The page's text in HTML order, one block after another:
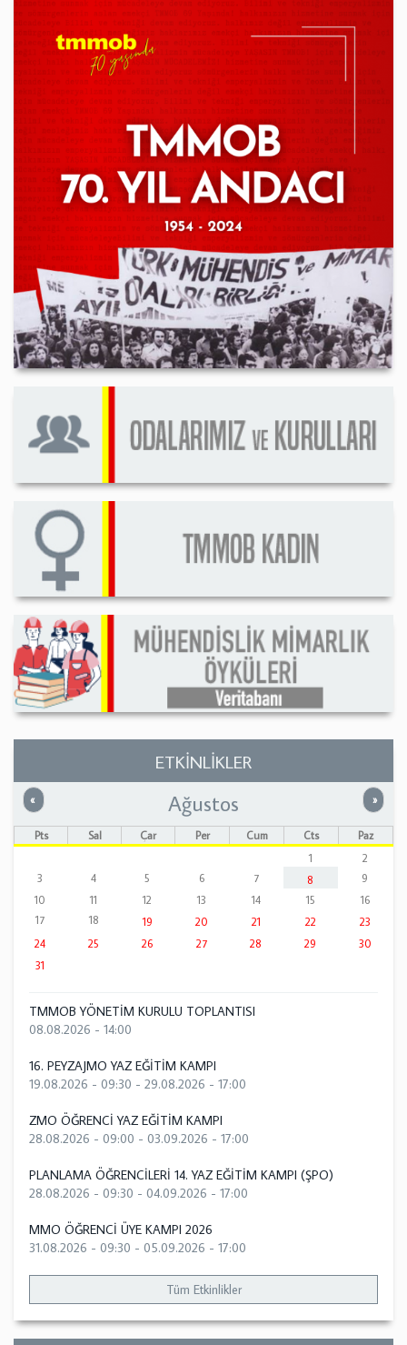
ETKİNLİKLER
« Önceki »
Ağustos
Pts Sal Çar Per Cum Cts
Paz
1
2
3
4 5 6 7 8
9
10
11 12 13 14 15
16
17
18 19 20 21 22
23
24
25 26 27 28 29
30
31
TMMOB YÖNETİM KURULU TOPLANTISI
08.08.2026 - 14:00
16. PEYZAJMO YAZ EĞİTİM KAMPI
19.08.2026 - 09:30 - 29.08.2026 - 17:00
ZMO ÖĞRENCİ YAZ EĞİTİM KAMPI
28.08.2026 - 09:00 - 03.09.2026 - 17:00
PLANLAMA ÖĞRENCİLERİ 14. YAZ EĞİTİM KAMPI (ŞPO)
28.08.2026 - 09:30 - 04.09.2026 - 17:00
MMO ÖĞRENCİ ÜYE KAMPI 2026
31.08.2026 - 09:30 - 05.09.2026 - 17:00
Tüm Etkinlikler